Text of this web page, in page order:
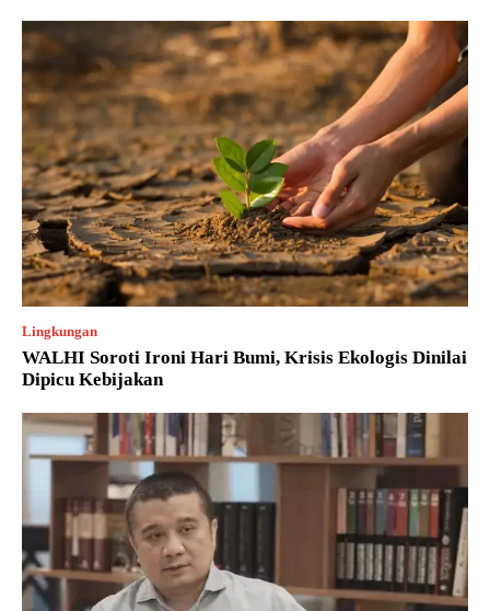
Lingkungan
WALHI Soroti Ironi Hari Bumi, Krisis Ekologis Dinilai
Dipicu Kebijakan